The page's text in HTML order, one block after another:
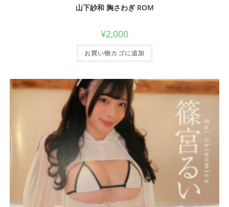
山下紗和 胸さわぎ ROM
¥2,000
お買い物カゴに追加